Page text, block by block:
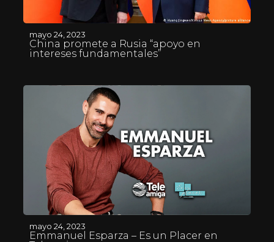
mayo 24, 2023
China promete a Rusia “apoyo en
intereses fundamentales”
mayo 24, 2023
Emmanuel Esparza – Es un Placer en